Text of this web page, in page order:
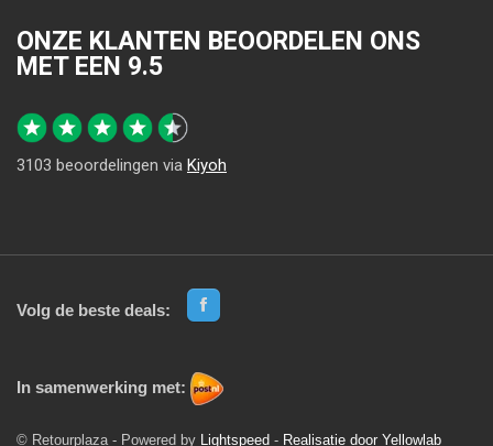
ONZE KLANTEN BEOORDELEN ONS
MET EEN 9.5
3103 beoordelingen via Kiyoh
Volg de beste deals:
In samenwerking met:
© Retourplaza - Powered by Lightspeed - Realisatie door Yellowlab